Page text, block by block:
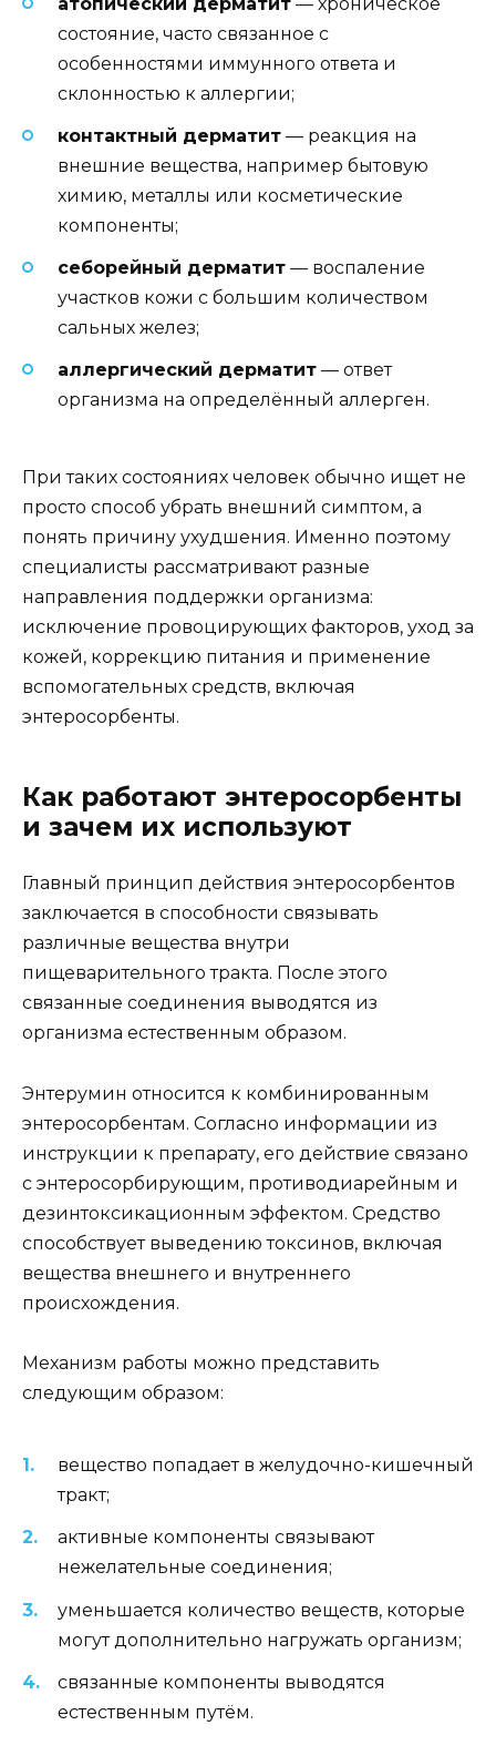
состояние, часто связанное с
особенностями иммунного ответа и
склонностью к аллергии;
контактный дерматит — реакция на
внешние вещества, например бытовую
химию, металлы или косметические
компоненты;
себорейный дерматит — воспаление
участков кожи с большим количеством
сальных желез;
аллергический дерматит — ответ
организма на определённый аллерген.
При таких состояниях человек обычно ищет не
просто способ убрать внешний симптом, а
понять причину ухудшения. Именно поэтому
специалисты рассматривают разные
направления поддержки организма:
исключение провоцирующих факторов, уход за
кожей, коррекцию питания и применение
вспомогательных средств, включая
энтеросорбенты.
Как работают энтеросорбенты
и зачем их используют
Главный принцип действия энтеросорбентов
заключается в способности связывать
различные вещества внутри
пищеварительного тракта. После этого
связанные соединения выводятся из
организма естественным образом.
Энтерумин относится к комбинированным
энтеросорбентам. Согласно информации из
инструкции к препарату, его действие связано
с энтеросорбирующим, противодиарейным и
дезинтоксикационным эффектом. Средство
способствует выведению токсинов, включая
вещества внешнего и внутреннего
происхождения.
Механизм работы можно представить
следующим образом:
вещество попадает в желудочно-кишечный
тракт;
активные компоненты связывают
нежелательные соединения;
уменьшается количество веществ, которые
могут дополнительно нагружать организм;
связанные компоненты выводятся
естественным путём.